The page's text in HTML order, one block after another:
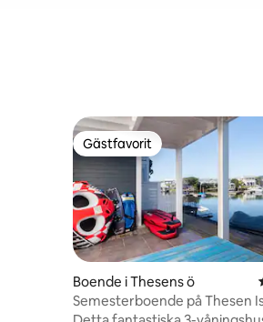
Gästfavorit
Gästfavorit
Boende i Thesens ö
Semesterboende på Thesen
Canals Knysna